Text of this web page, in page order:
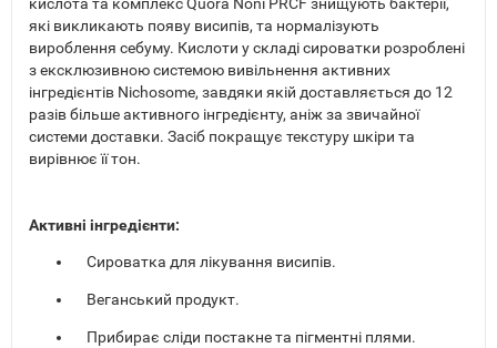
які викликають появу висипів, та нормалізують
вироблення себуму. Кислоти у складі сироватки розроблені
з ексклюзивною системою вивільнення активних
інгредієнтів Nichosome, завдяки якій доставляється до 12
разів більше активного інгредієнту, аніж за звичайної
системи доставки. Засіб покращує текстуру шкіри та
вирівнює її тон.
Активні інгредієнти:
Сироватка для лікування висипів.
Веганський продукт.
Прибирає сліди постакне та пігментні плями.